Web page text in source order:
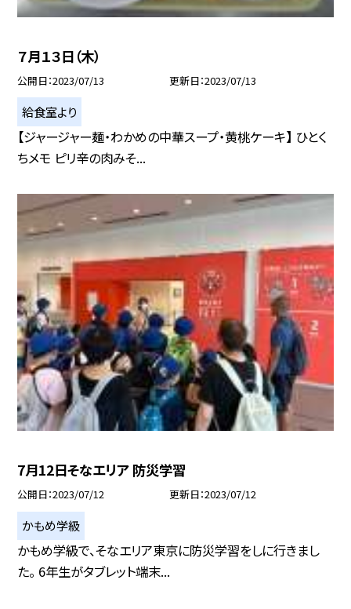
７月１３日（木）
公開日 2023/07/13 更新日 2023/07/13
給食室より
【ジャージャー麺・わかめの中華スープ・黄桃ケーキ】 ひとく
ちメモ ピリ辛の肉みそ...
7月12日そなエリア 防災学習
公開日 2023/07/12 更新日 2023/07/12
かもめ学級
かもめ学級で、そなエリア東京に防災学習をしに行きまし
た。 6年生がタブレット端末...